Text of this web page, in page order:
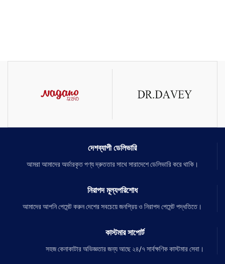
দেশব্যাপী ডেলিভারি
আমরা আমাদের অর্ডারকৃত পণ্য দ্রুততার সাথে সারাদেশে ডেলিভারি করে থাকি।
নিরাপদ মূল্যপরিশোধ
আমাদের আপনি পেমেন্ট করুন দেশের সবচেয়ে জনপ্রিয় ও নিরাপদ পেমেন্ট পদ্ধতিতে।
কাস্টমার সাপোর্ট
সহজ কেনাকাটার অভিজ্ঞতার জন্য আছে ২৪/৭ সার্বক্ষণিক কাস্টমার সেবা।